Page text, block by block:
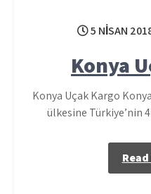
5 NISAN
Konya
Konya Uçak Kargo
ülkesine Türkiye’nin